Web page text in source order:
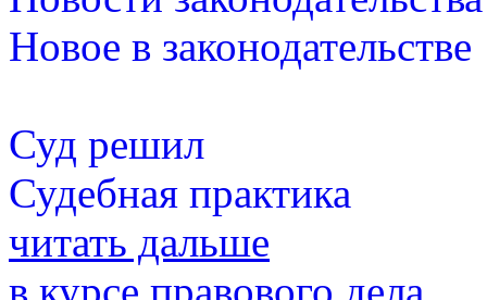
Новое в законодательстве
Суд решил
Судебная практика
читать дальше
в курсе правового дела